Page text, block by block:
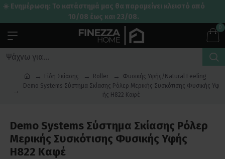
☀️ Ενημέρωση: Το κατάστημά μας θα παραμείνει κλειστό από
10/08 έως και 23/08.
0
Είδη Σκίασης Roller
Φυσικής Υφής/Natural Feeling
Demo Systems Σύστημα Σκίασης Ρόλερ Μερικής Συσκότισης Φυσικής Υφ
ής H822 Καφέ
Demo Systems Σύστημα Σκίασης Ρόλερ
Μερικής Συσκότισης Φυσικής Υφής
H822 Καφέ